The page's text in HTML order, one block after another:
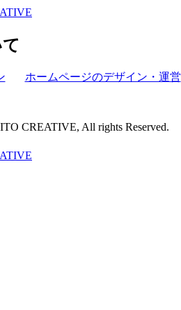
ホームページのデザイン・運営
CREATIVE, All rights Reserved.